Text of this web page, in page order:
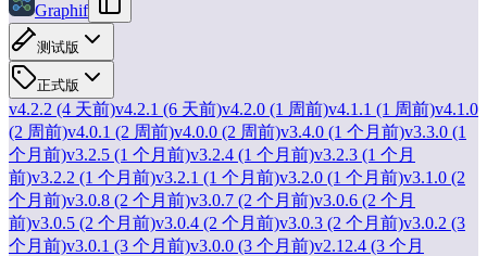
Graphif
测试版
正式版
v4.2.2 (4 天前)v4.2.1 (6 天前)v4.2.0 (1 周前)v4.1.1 (1 周前)v4.1.0
(2 周前)v4.0.1 (2 周前)v4.0.0 (2 周前)v3.4.0 (1 个月前)v3.3.0 (1
个月前)v3.2.5 (1 个月前)v3.2.4 (1 个月前)v3.2.3 (1 个月
前)v3.2.2 (1 个月前)v3.2.1 (1 个月前)v3.2.0 (1 个月前)v3.1.0 (2
个月前)v3.0.8 (2 个月前)v3.0.7 (2 个月前)v3.0.6 (2 个月
前)v3.0.5 (2 个月前)v3.0.4 (2 个月前)v3.0.3 (2 个月前)v3.0.2 (3
个月前)v3.0.1 (3 个月前)v3.0.0 (3 个月前)v2.12.4 (3 个月